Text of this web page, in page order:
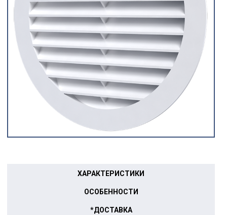
ХАРАКТЕРИСТИКИ
ОСОБЕННОСТИ
*ДОСТАВКА